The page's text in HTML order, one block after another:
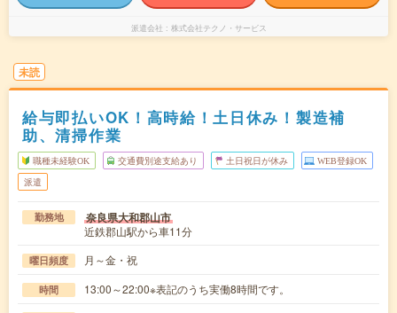
派遣会社 株式会社テクノ・サービス
未読
給与即払いOK！高時給！土日休み！製造補
助、清掃作業
職種未経験OK 交通費別途支給あり 土日祝日が休み WEB登録OK
派遣
勤務地 奈良県大和郡山市
近鉄郡山駅から車11分
曜日頻度 月～金・祝
時間 13:00～22:00※表記のうち実働8時間です。